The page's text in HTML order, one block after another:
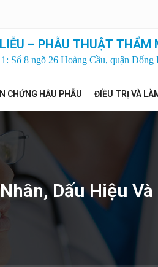
– PHẪU THUẬT
Số 8 ngõ 26 Hoàng Cầu, quận
CHỨNG HẬU PHẪU ĐIỀU TRỊ VÀ
Dấu Hiệu